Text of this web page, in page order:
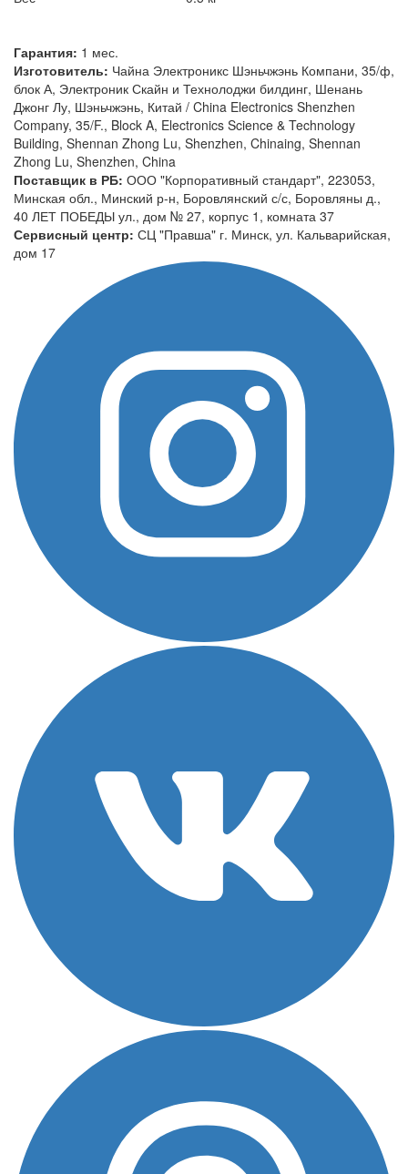
Гарантия: 1 мес.
Изготовитель: Чайна Электроникс Шэньчжэнь Компани, 35/ф,
блок А, Электроник Скайн и Технолоджи билдинг, Шенань
Джонг Лу, Шэньчжэнь, Китай / China Electronics Shenzhen
Company, 35/F., Block A, Electronics Science & Technology
Building, Shennan Zhong Lu, Shenzhen, Chinaing, Shennan
Zhong Lu, Shenzhen, China
Поставщик в РБ: ООО "Корпоративный стандарт", 223053,
Минская обл., Минский р-н, Боровлянский с/с, Боровляны д.,
40 ЛЕТ ПОБЕДЫ ул., дом № 27, корпус 1, комната 37
Сервисный центр: СЦ "Правша" г. Минск, ул. Кальварийская,
дом 17